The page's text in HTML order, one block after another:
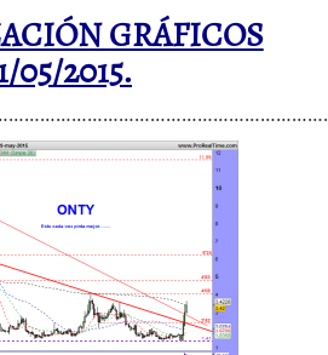
GRÁFICOS
05/2015.